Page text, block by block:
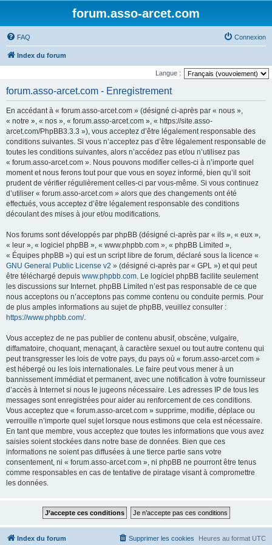
forum.asso-arcet.com
FAQ Connexion
Index du forum
Langue :
forum.asso-arcet.com - Enregistrement
En accédant à « forum.asso-arcet.com » (désigné ci-après par « nous »,
« notre », « nos », « forum.asso-arcet.com », « https://site.asso-
arcet.com/PhpBB3.3.3 »), vous acceptez d’être légalement responsable des
conditions suivantes. Si vous n’acceptez pas d’être légalement responsable de
toutes les conditions suivantes, alors n’accédez pas et/ou n’utilisez pas
« forum.asso-arcet.com ». Nous pouvons modifier celles-ci à n’importe quel
moment et nous ferons tout pour que vous en soyez informé, bien qu’il soit
prudent de vérifier régulièrement celles-ci par vous-même. Si vous continuez
d’utiliser « forum.asso-arcet.com » alors que des changements ont été
effectués, vous acceptez d’être légalement responsable des conditions
découlant des mises à jour et/ou modifications.
Nos forums sont développés par phpBB (désigné ci-après par « ils », « eux »,
« leur », « logiciel phpBB », « www.phpbb.com », « phpBB Limited »,
« Équipes phpBB ») qui est un script libre de forum, déclaré sous la licence «
GNU General Public License v2 » (désigné ci-après par « GPL ») et qui peut
être téléchargé depuis www.phpbb.com. Le logiciel phpBB facilite seulement
les discussions sur Internet. phpBB Limited n’est pas responsable de ce que
nous acceptons ou n’acceptons pas comme contenu ou conduite permis. Pour
de plus amples informations au sujet de phpBB, veuillez consulter :
https://www.phpbb.com/.
Vous acceptez de ne pas publier de contenu abusif, obscène, vulgaire,
diffamatoire, choquant, menaçant, à caractère sexuel ou tout autre contenu qui
peut transgresser les lois de votre pays, du pays où « forum.asso-arcet.com »
est hébergé ou les lois internationales. Le faire peut vous mener à un
bannissement immédiat et permanent, avec une notification à votre fournisseur
d’accès à Internet si nous le jugeons nécessaire. Les adresses IP de tous les
messages sont enregistrées pour aider au renforcement de ces conditions.
Vous acceptez que « forum.asso-arcet.com » supprime, modifie, déplace ou
verrouille n’importe quel sujet lorsque nous estimons que cela est nécessaire.
En tant que membre, vous acceptez que toutes les informations que vous avez
saisies soient stockées dans notre base de données. Bien que ces
informations ne soient pas diffusées à une tierce partie sans votre
consentement, ni « forum.asso-arcet.com », ni phpBB ne pourront être tenus
comme responsables en cas de tentative de piratage visant à compromettre
les données.
Index du forum Heures au format UTC
Supprimer les cookies